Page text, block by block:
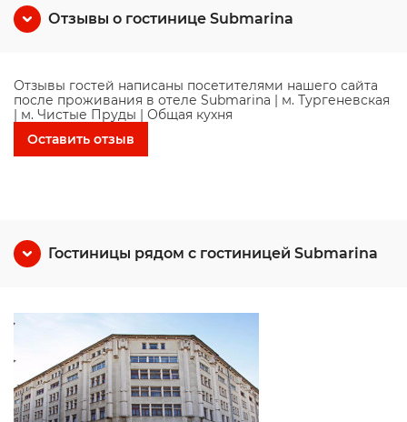
Отзывы о гостинице Submarina
Отзывы гостей написаны посетителями нашего сайта
после проживания в отеле Submarina | м. Тургеневская
| м. Чистые Пруды | Общая кухня
Оставить отзыв
Гостиницы рядом с гостиницей Submarina